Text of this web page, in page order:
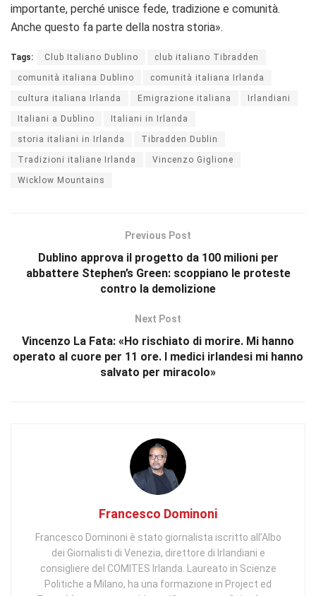
importante, perché unisce fede, tradizione e comunità.
Anche questo fa parte della nostra storia».
Tags: Club Italiano Dublino club italiano Tibradden
comunità italiana Dublino comunità italiana Irlanda
cultura italiana Irlanda Emigrazione italiana Irlandiani
Italiani a Dublino Italiani in Irlanda
storia italiani in Irlanda Tibradden Dublin
Tradizioni italiane Irlanda Vincenzo Giglione
Wicklow Mountains
Previous Post
Dublino approva il progetto da 100 milioni per
abbattere Stephen’s Green: scoppiano le proteste
contro la demolizione
Next Post
Vincenzo La Fata: «Ho rischiato di morire. Mi hanno
operato al cuore per 11 ore. I medici irlandesi mi hanno
salvato per miracolo»
Francesco Dominoni
Francesco Dominoni è stato giornalista iscritto all’Albo
dei Giornalisti di Venezia, direttore di Irlandiani e
consigliere del COMITES Irlanda. Laureato in Scienze
Politiche a Milano, ha una formazione in Project ed